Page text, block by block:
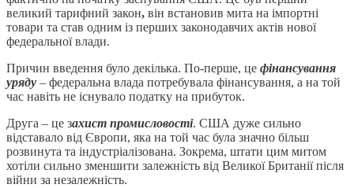
великий тарифний закон, він встановив мита на імпортні
товари та став одним із перших законодавчих актів нової
федеральної влади.
Причин введення було декілька. По-перше, це фінансування
уряду – федеральна влада потребувала фінансування, а на той
час навіть не існувало податку на прибуток.
Друга – це захист промисловості. США дуже сильно
відставало від Європи, яка на той час була значно більш
розвинута та індустріалізована. Зокрема, штати цим митом
хотіли сильно зменшити залежність від Великої Британії після
війни за незалежність.